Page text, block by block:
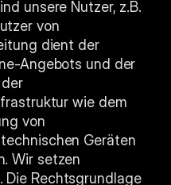
unsere Nutzer, z.B.
von
dient der
Angebots und der
wie dem
von
Geräten
Wir setzen
Die Rechtsgrundlage